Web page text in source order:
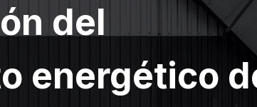
del
energético